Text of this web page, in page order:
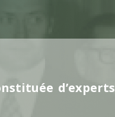
d’experts